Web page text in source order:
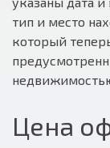
тип и место
который
Цена